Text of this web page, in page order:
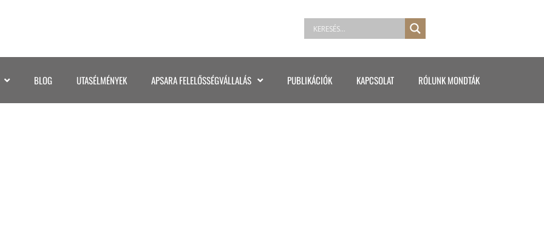
BLOG UTASÉLMÉNYEK APSARA FELELŐSSÉGVÁLLALÁS PUBLIKÁCIÓK KAPCSOLAT RÓLUNK MONDTÁK